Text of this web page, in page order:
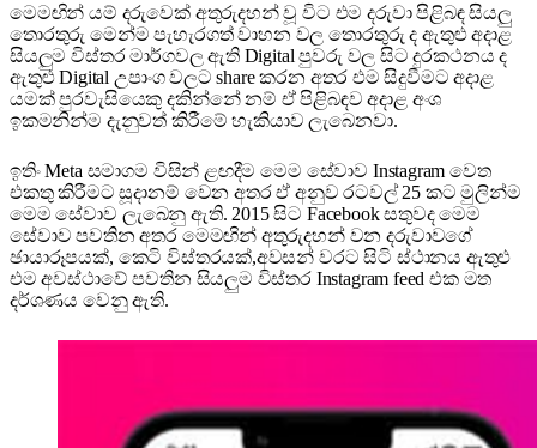
මෙමඟින් යම් දරුවෙක් අතුරුදහන් වූ විට එම දරුවා පිළිබඳ සියලු
තොරතුරු මෙන්ම පැහැරගත් වාහන වල තොරතුරු ද ඇතුළු අදාළ
සියලුම විස්තර මාර්ගවල ඇති Digital පුවරු වල සිට දුරකථනය ද
ඇතුළු Digital උපාංග වලට share කරන අතර එම සිදුවීමට අදාළ
යමක් පුරවැසියෙකු දකින්නේ නම් ඒ පිළිබඳව අදාළ අංශ
ඉකමනින්ම දැනුවත් කිරීමේ හැකියාව ලැබෙනවා.
ඉතිං Meta සමාගම විසින් ළඟදීම මෙම සේවාව Instagram වෙත
එකතු කිරීමට සූදානම් වෙන අතර ඒ අනුව රටවල් 25 කට මුලින්ම
මෙම සේවාව ලැබෙනු ඇති. 2015 සිට Facebook සතුවද මෙම
සේවාව පවතින අතර මෙමඟින් අතුරුදහන් වන දරුවාවගේ
ඡායාරූපයක්, කෙටි විස්තරයක්,අවසන් වරට සිටි ස්ථානය ඇතුළු
එම අවස්ථාවේ පවතින සියලුම විස්තර Instagram feed එක මත
දර්ශණය වෙනු ඇති.